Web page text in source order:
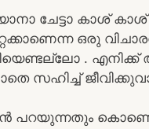
ചേട്ടാ കാശ്
ഒരു
.
സഹിച്ച്
പറയുന്നതും